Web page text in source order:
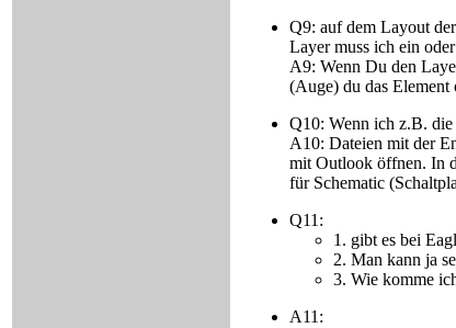
Q9: auf dem Layout
Layer muss ich ein
A9: Wenn Du den
(Auge) du das
Q10: Wenn ich z.B.
A10: Dateien mit der
mit Outlook öffnen. In
für Schematic
Q11:
1. gibt es bei
2. Man kann ja
3. Wie komme
A11: